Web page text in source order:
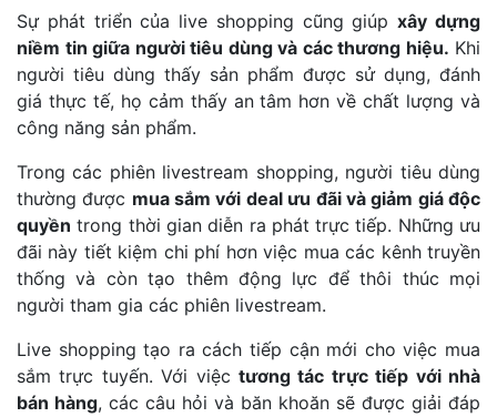
Sự phát triển của live shopping cũng giúpxây dựng
niềm tin giữa người tiêu dùng và các thương hiệu. Khi
người tiêu dùng thấy sản phẩm được sử dụng, đánh
giá thực tế, họ cảm thấy an tâm hơn về chất lượng và
công năng sản phẩm.
Trong các phiên livestream shopping, người tiêu dùng
thường được mua sắm với deal ưu đãi và giảm giá độc
quyền trong thời gian diễn ra phát trực tiếp. Những ưu
đãi này tiết kiệm chi phí hơn việc mua các kênh truyền
thống và còn tạo thêm động lực để thôi thúc mọi
người tham gia các phiên livestream.
Live shopping tạo ra cách tiếp cận mới cho việc mua
sắm trực tuyến. Với việc tương tác trực tiếp với nhà
bán hàng, các câu hỏi và băn khoăn sẽ được giải đáp